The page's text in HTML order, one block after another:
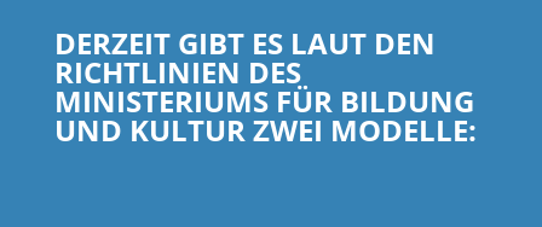
DERZEIT GIBT ES LAUT DEN
RICHTLINIEN DES
MINISTERIUMS FÜR BILDUNG
UND KULTUR ZWEI MODELLE: